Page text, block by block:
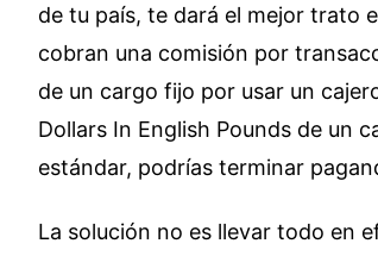
de tu país, te dará el mejor trato
cobran una comisión por
de un cargo fijo por usar un
Dollars In English Pounds de un
estándar, podrías terminar
La solución no es llevar todo en